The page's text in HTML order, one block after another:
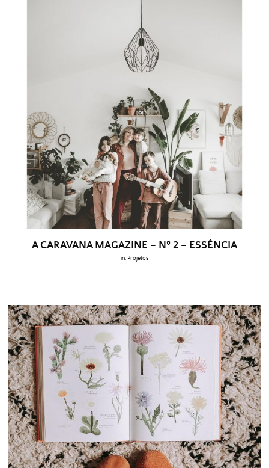
A CARAVANA MAGAZINE – Nº 2 – ESSÊNCIA
in: Projetos